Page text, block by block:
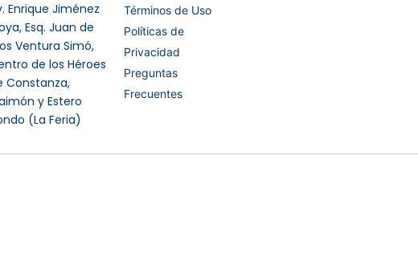
Enrique Jiménez
Esq. Juan de
Ventura Simó,
de los Héroes
Constanza,
y Estero
(La Feria)
Términos de Uso
Políticas de
Privacidad
Preguntas
Frecuentes